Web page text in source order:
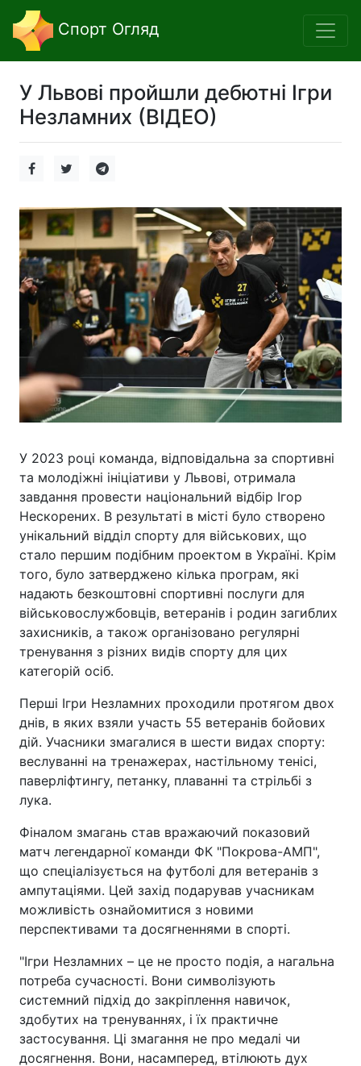
Спорт Огляд
У Львові пройшли дебютні Ігри
Незламних (ВІДЕО)
У 2023 році команда, відповідальна за спортивні
та молодіжні ініціативи у Львові, отримала
завдання провести національний відбір Ігор
Нескорених. В результаті в місті було створено
унікальний відділ спорту для військових, що
стало першим подібним проектом в Україні. Крім
того, було затверджено кілька програм, які
надають безкоштовні спортивні послуги для
військовослужбовців, ветеранів і родин загиблих
захисників, а також організовано регулярні
тренування з різних видів спорту для цих
категорій осіб.
Перші Ігри Незламних проходили протягом двох
днів, в яких взяли участь 55 ветеранів бойових
дій. Учасники змагалися в шести видах спорту:
веслуванні на тренажерах, настільному тенісі,
паверліфтингу, петанку, плаванні та стрільбі з
лука.
Фіналом змагань став вражаючий показовий
матч легендарної команди ФК "Покрова-АМП",
що спеціалізується на футболі для ветеранів з
ампутаціями. Цей захід подарував учасникам
можливість ознайомитися з новими
перспективами та досягненнями в спорті.
"Ігри Незламних – це не просто подія, а нагальна
потреба сучасності. Вони символізують
системний підхід до закріплення навичок,
здобутих на тренуваннях, і їх практичне
застосування. Ці змагання не про медалі чи
досягнення. Вони, насамперед, втілюють дух